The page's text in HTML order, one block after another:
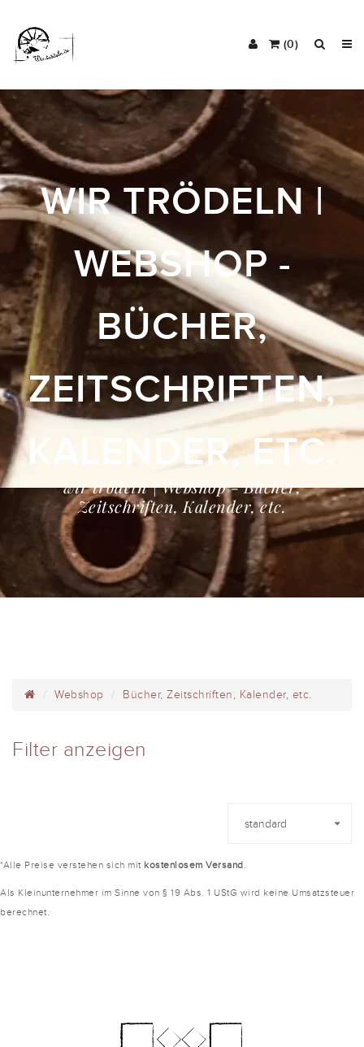
(0)
WIR TRÖDELN |
WEBSHOP -
BÜCHER,
ZEITSCHRIFTEN,
KALENDER, ETC.
wir trödeln | Webshop - Bücher,
Zeitschriften, Kalender, etc.
Webshop Bücher, Zeitschriften, Kalender, etc.
Filter anzeigen
*Alle Preise verstehen sich mit kostenlosem Versand.
Als Kleinunternehmer im Sinne von § 19 Abs. 1 UStG wird keine Umsatzsteuer
berechnet.